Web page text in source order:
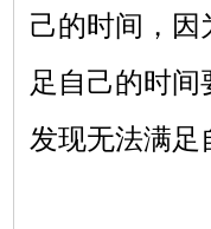
己的时间，因
足自己的时
发现无法满足